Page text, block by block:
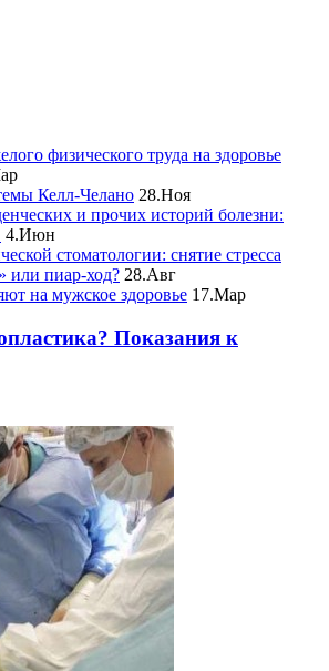
физического труда на здоровье
Келл-Челано 28.Ноя
и прочих историй болезни:
4.Июн
стоматологии: снятие стресса
или пиар-ход? 28.Авг
на мужское здоровье 17.Мар
Показания к